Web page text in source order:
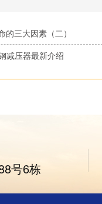
三大因素（二）
减压器最新介绍
号6栋